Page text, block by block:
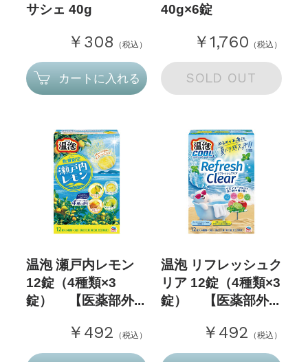
サシェ 40g
￥308 （税込）
カートに入れる
40g×6錠
￥1,760 （税込）
SOLD OUT
温泡 瀬戸内レモン
12錠（4種類×3
錠） 【医薬部外...
￥492 （税込）
温泡 リフレッシュク
リア 12錠（4種類×3
錠） 【医薬部外...
￥492 （税込）